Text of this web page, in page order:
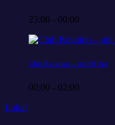
23:00 - 00:00
Club Rotation – mit DJ Set
00:00 - 02:00
Lokal